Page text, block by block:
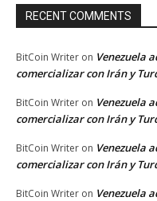
RECENT COMMENTS
BitCoin Writer on Venezuela
comercializar con Irán y
BitCoin Writer on Venezuela
comercializar con Irán y
BitCoin Writer on Venezuela
comercializar con Irán y
BitCoin Writer on Venezuela